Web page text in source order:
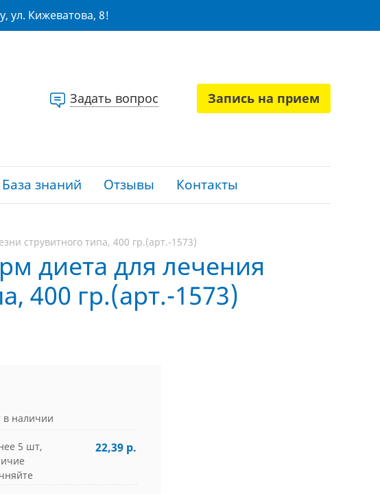
ул. Кижеватова, 8!
Задать вопрос Запись на прием
База знаний Отзывы Контакты
струвитного типа, 400 гр.(арт.-1573)
диета для лечения
400 гр.(арт.-1573)
в наличии
5 шт,
22,39 р.